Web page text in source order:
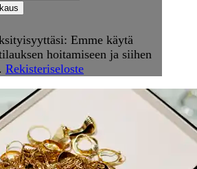
Emme käytä
hoitamiseen ja siihen
Rekisteriseloste